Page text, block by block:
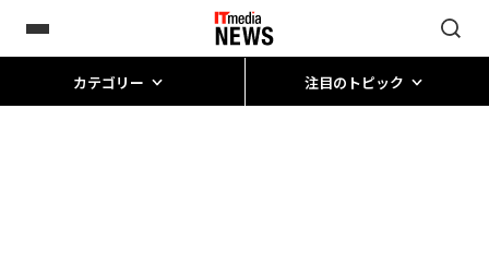
カテゴリー 注目のトピック